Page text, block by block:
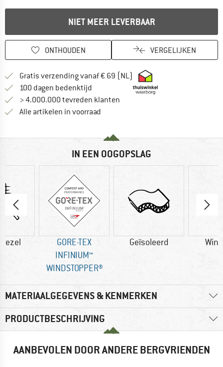
NIET MEER LEVERBAAR
ONTHOUDEN VERGELIJKEN
Gratis verzending vanaf € 69 (NL) Vind hier de
100 dagen bedenktijd Vind de betalingsinformatie hier!
> 4.000.000 tevreden klanten
Alle artikelen in voorraad
IN EEN OOGOPSLAG
GORE-TEX
INFINIUM™
WINDSTOPPER®
Geïsoleerd
MATERIAALGEGEVENS & KENMERKEN
PRODUCTBESCHRIJVING
AANBEVOLEN DOOR ANDERE BERGVRIENDEN